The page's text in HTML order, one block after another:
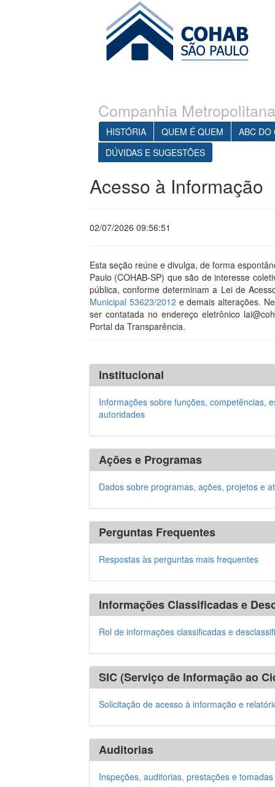
Ir para o conteúdo principal
Companhia
HISTÓRIA QUEM É QUEM
ABC DO
DÚVIDAS E SUGESTÕES
Acesso à Informação
02/07/2026 09:56:51
Esta seção reúne e divulga, de forma
Paulo (COHAB-SP) que são de interesse
pública, conforme determinam a Lei de
Municipal 53623/2012 e demais alterações.
ser contatada no endereço eletrônico
Portal da Transparência.
Institucional
Informações sobre funções, competências,
autoridades
Ações e Programas
Dados sobre programas, ações, projetos e
Perguntas Frequentes
Respostas às perguntas mais frequentes
Informações Classificadas e
Rol de informações classificadas e
SIC (Serviço de Informação ao
Solicitação de acesso à informação e
Auditorias
Inspeções, auditorias, prestações e